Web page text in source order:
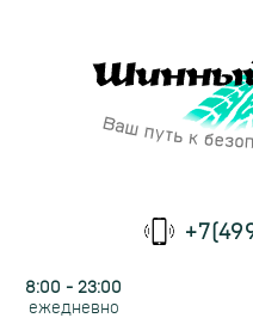
8:00 - 23:00
ежедневно